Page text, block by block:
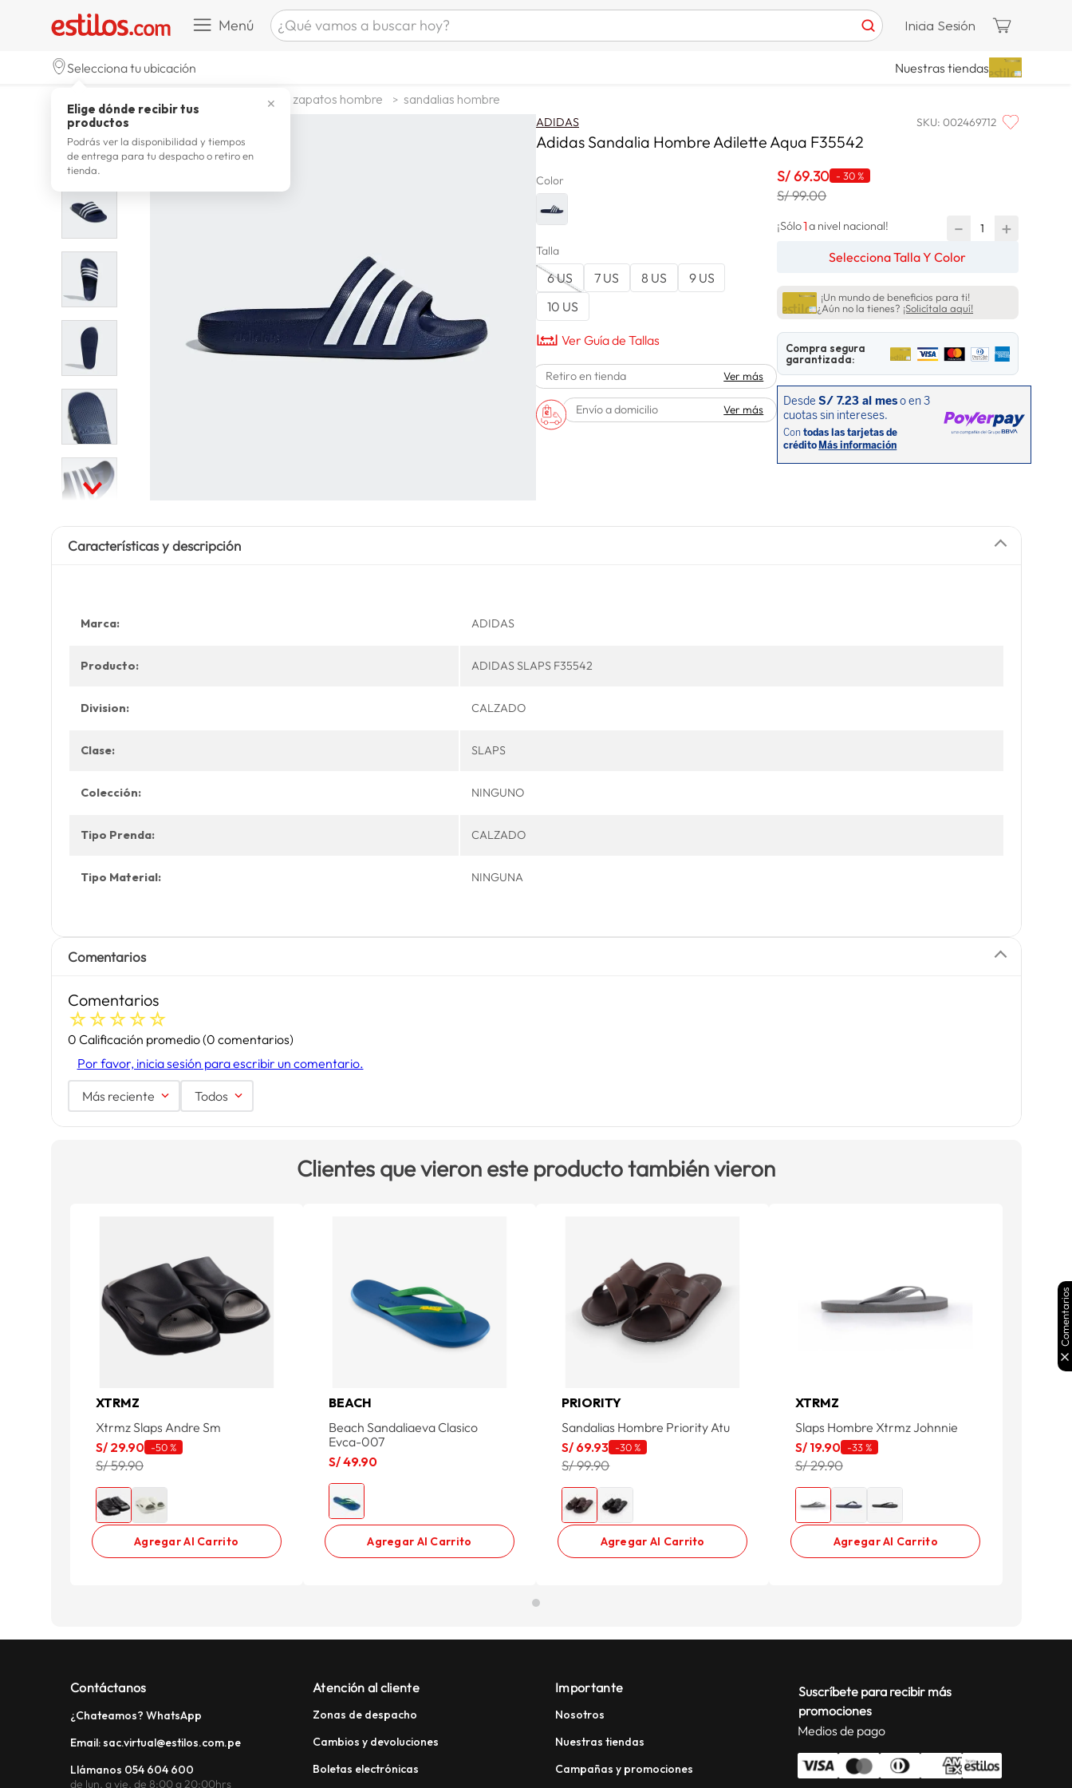
Menú ¿Qué vamos a buscar hoy?
terrex
9. lavadora
spiderman
Inicia Sesión
Selecciona tu ubicación
✕
Elige dónde recibir tus
productos
Podrás ver la disponibilidad y tiempos
de entrega para tu despacho o retiro en
tienda.
Nuestras tiendas
zapatos zapatos hombre sandalias hombre
ADIDAS SKU: 002469712
Adidas Sandalia Hombre Adilette Aqua F35542
Color
Talla
6 US 7 US 8 US
9 US
10 US
Ver Guía de Tallas
Retiro en tienda Ver más
Envío a domicilio Ver más
S/69.30 -30 %
S/ 99.00
¡Sólo1a nivel nacional! ＋
－
Selecciona Talla Y Color
¡Un mundo de beneficios para ti!
¿Aún no la tienes? ¡Solicítala aquí!
Compra segura
garantizada:
Características y descripción
Marca: ADIDAS
Producto: ADIDAS SLAPS F35542
Division: CALZADO
Clase: SLAPS
Colección: NINGUNO
Tipo Prenda: CALZADO
Tipo Material: NINGUNA
Comentarios
Comentarios
☆☆☆☆☆
0 Calificación promedio(0 comentarios)
Por favor, inicia sesión para escribir un comentario.
Más reciente Todos
Clientes que vieron este producto también vieron
XTRMZ
Xtrmz Slaps Andre Sm
S/ 29.90 -50 %
S/ 59.90
Agregar Al Carrito
BEACH
Beach Sandaliaeva Clasico
Evca-007
S/49.90
Agregar Al Carrito
PRIORITY
Sandalias Hombre Priority Atu
S/ 69.93 -30 %
S/ 99.90
Agregar Al Carrito
XTRMZ
Slaps Hombre Xtrmz Johnnie
S/ 19.90 -33 %
S/ 29.90
Agregar Al Carrito
Contáctanos
¿Chateamos? WhatsApp
Email: sac.virtual@estilos.com.pe
Llámanos 054 604 600
de lun. a vie. de 8:00 a 20:00hrs
Atención al cliente
Zonas de despacho
Cambios y devoluciones
Boletas electrónicas
Importante
Nosotros
Nuestras tiendas
Campañas y promociones
Suscríbete para recibir más
promociones
Medios de pago
Comentarios